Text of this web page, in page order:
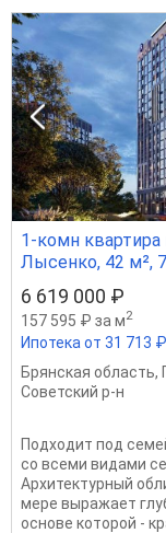
1-комн
Лысенко, 42 м²,
6 619 000 ₽
157 595 ₽ за м2
Ипотека от 31 713
Брянская область,
Советский р-н
Подходит под
со всеми видами
Архитектурный
мере выражает
основе которой -